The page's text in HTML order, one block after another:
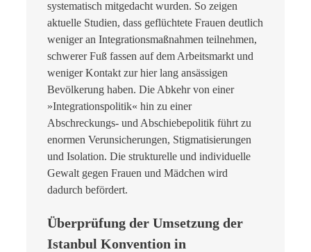
systematisch mitgedacht wurden. So zeigen
aktuelle Studien, dass geflüchtete Frauen deutlich
weniger an Integrationsmaßnahmen teilnehmen,
schwerer Fuß fassen auf dem Arbeitsmarkt und
weniger Kontakt zur hier lang ansässigen
Bevölkerung haben. Die Abkehr von einer
»Integrationspolitik« hin zu einer
Abschreckungs- und Abschiebepolitik führt zu
enormen Verunsicherungen, Stigmatisierungen
und Isolation. Die strukturelle und individuelle
Gewalt gegen Frauen und Mädchen wird
dadurch befördert.
Überprüfung der Umsetzung der
Istanbul Konvention in